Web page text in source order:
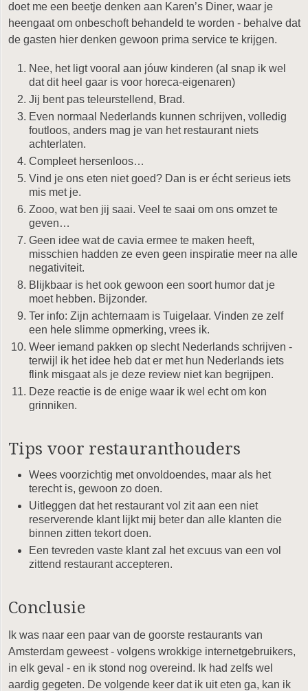
doet me een beetje denken aan Karen’s Diner, waar je
heengaat om onbeschoft behandeld te worden - behalve dat
de gasten hier denken gewoon prima service te krijgen.
Nee, het ligt vooral aan jóuw kinderen (al snap ik wel
dat dit heel gaar is voor horeca-eigenaren)
Jij bent pas teleurstellend, Brad.
Even normaal Nederlands kunnen schrijven, volledig
foutloos, anders mag je van het restaurant niets
achterlaten.
Compleet hersenloos…
Vind je ons eten niet goed? Dan is er écht serieus iets
mis met je.
Zooo, wat ben jij saai. Veel te saai om ons omzet te
geven…
Geen idee wat de cavia ermee te maken heeft,
misschien hadden ze even geen inspiratie meer na alle
negativiteit.
Blijkbaar is het ook gewoon een soort humor dat je
moet hebben. Bijzonder.
Ter info: Zijn achternaam is Tuigelaar. Vinden ze zelf
een hele slimme opmerking, vrees ik.
Weer iemand pakken op slecht Nederlands schrijven -
terwijl ik het idee heb dat er met hun Nederlands iets
flink misgaat als je deze review niet kan begrijpen.
Deze reactie is de enige waar ik wel echt om kon
grinniken.
Tips voor restauranthouders
Wees voorzichtig met onvoldoendes, maar als het
terecht is, gewoon zo doen.
Uitleggen dat het restaurant vol zit aan een niet
reserverende klant lijkt mij beter dan alle klanten die
binnen zitten tekort doen.
Een tevreden vaste klant zal het excuus van een vol
zittend restaurant accepteren.
Conclusie
Ik was naar een paar van de goorste restaurants van
Amsterdam geweest - volgens wrokkige internetgebruikers,
in elk geval - en ik stond nog overeind. Ik had zelfs wel
aardig gegeten. De volgende keer dat ik uit eten ga, kan ik